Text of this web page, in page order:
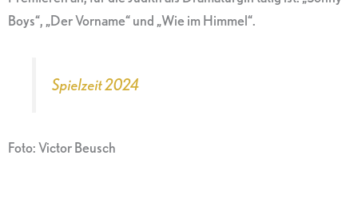
Boys“, „Der Vorname“ und „Wie im Himmel“.
Spielzeit 2024
Foto: Victor Beusch